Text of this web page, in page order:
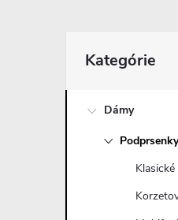
o
kategórie
Kategórie
Dámy
Podprsenky
Klasické